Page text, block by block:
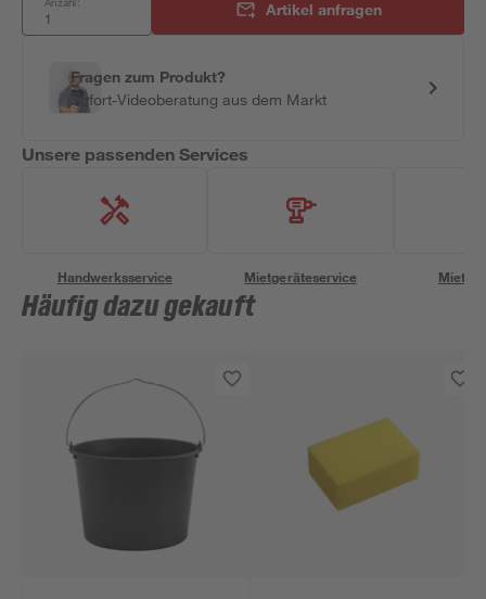
Artikel anfragen
Fragen zum Produkt?
Sofort-Videoberatung aus dem Markt
Unsere passenden Services
Handwerksservice Mietgeräteservice
Häufig dazu gekauft